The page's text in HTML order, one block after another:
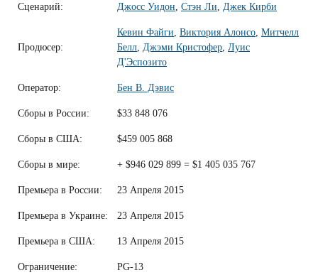
Сценарий: Джосс Уидон Стэн Ли Джек Кирби
Продюсер:
Кевин Файги Виктория Алонсо Митчелл
Белл Джэми Кристофер Луис
Д'Эспозито
Оператор: Бен В. Дэвис
Сборы в России: $33 848 076
Сборы в США: $459 005 868
Сборы в мире: + $946 029 899 = $1 405 035 767
Премьера в России: 23 Апреля 2015
Премьера в Украине: 23 Апреля 2015
Премьера в США: 13 Апреля 2015
Ограничение: PG-13